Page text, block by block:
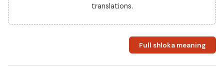
translations.
Full shloka meaning